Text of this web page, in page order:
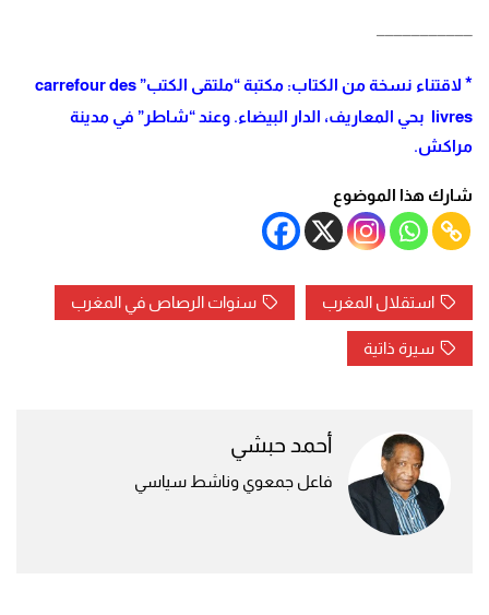
* لاقتناء نسخة من الكتاب:
مكتبة “ملتقى الكتب” carrefour des
livres بحي المعاريف، الدار البيضاء. وعند “شاطر” في مدينة
مراكش.
شارك هذا الموضوع
استقلال المغرب سنوات الرصاص في المغرب
سيرة ذاتية
أحمد حبشي
فاعل جمعوي وناشط سياسي